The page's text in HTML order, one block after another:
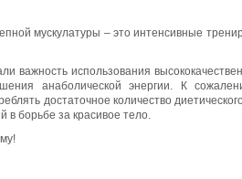
мускулатуры – это интенсивные
важность использования
анаболической энергии. К
достаточное количество
борьбе за красивое тело.